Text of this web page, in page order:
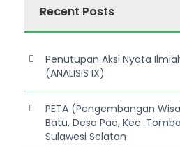
Recent Posts
Penutupan Aksi Nyata
(ANALISIS IX)
PETA (Pengembangan
Batu, Desa Pao, Kec.
Sulawesi Selatan